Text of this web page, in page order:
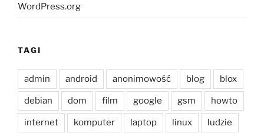
WordPress.org
TAGI
admin android anonimowość blog blox
debian dom film google gsm howto
internet komputer laptop linux ludzie